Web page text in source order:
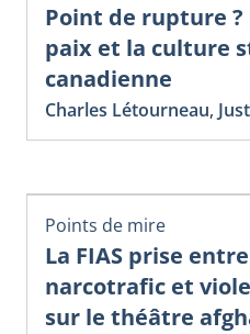
Point de rupture
paix et la culture
canadienne
Charles Létourneau,
Points de mire
La FIAS prise
narcotrafic et
sur le théâtre